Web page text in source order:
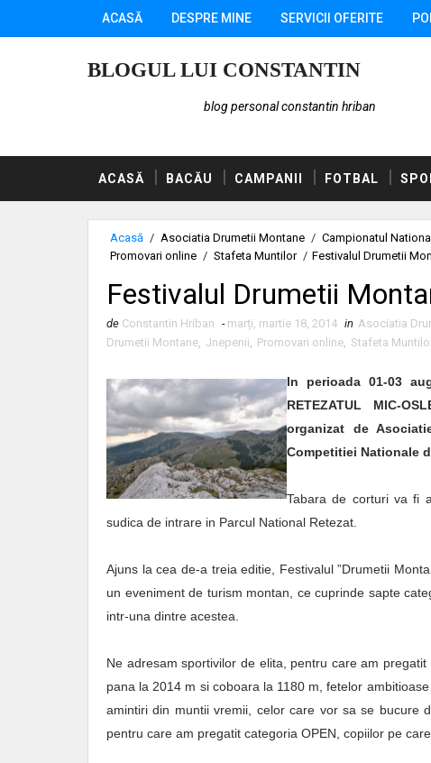
ACASĂ DESPRE MINE SERVICII OFERITE
BLOGUL LUI CONSTANTIN
blog personal constantin hriban
ACASĂ BACĂU CAMPANII FOTBAL
Acasă / Asociatia Drumetii Montane / Campionatul
Promovari online / Stafeta Muntilor / Festivalul Drumetii
Festivalul Drumetii
de Constantin Hriban - marți, martie 18, 2014 in Asociatia
Drumetii Montane, Jnepenii, Promovari online, Stafeta
In perioada 01-03
RETEZATUL MIC-
organizat de
Competitiei Nationale
Tabara de corturi va fi
sudica de intrare in Parcul National Retezat.
Ajuns la cea de-a treia editie, Festivalul ”Drumetii
un eveniment de turism montan, ce cuprinde sapte
intr-una dintre acestea.
Ne adresam sportivilor de elita, pentru care am
pana la 2014 m si coboara la 1180 m, fetelor
amintiri din muntii vremii, celor care vor sa se bucure
pentru care am pregatit categoria OPEN, copiilor pe